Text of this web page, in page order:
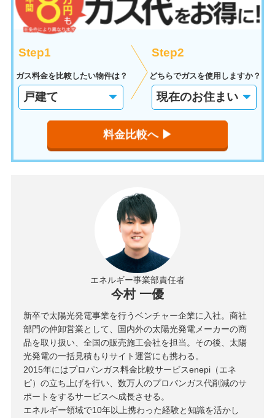
Step1
ガス料金を比較したい物件は？
Step2
どちらでガスを使用しますか？
料金比較へ ▶︎
エネルギー事業部責任者
今村 一優
新卒で太陽光発電事業を行うベンチャー企業に入社。商社
部門の仲卸営業として、国内外の太陽光発電メーカーの商
品を取り扱い、全国の販売施工会社を担当。その後、太陽
光発電の一括見積もりサイト運営にも携わる。
2015年にはプロパンガス料金比較サービスenepi（エネ
ピ）の立ち上げを行い、数万人のプロパンガス代削減のサ
ポートをするサービスへ成長させる。
エネルギー領域で10年以上携わった経験と知識を活かし